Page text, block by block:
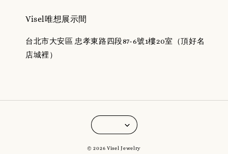
Visel唯想展示間
台北市大安區 忠孝東路四段87-6號1樓20室（頂好名
店城裡）
© 2026 Visel Jewelry